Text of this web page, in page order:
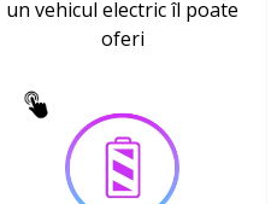
un vehicul electric îl poate
oferi